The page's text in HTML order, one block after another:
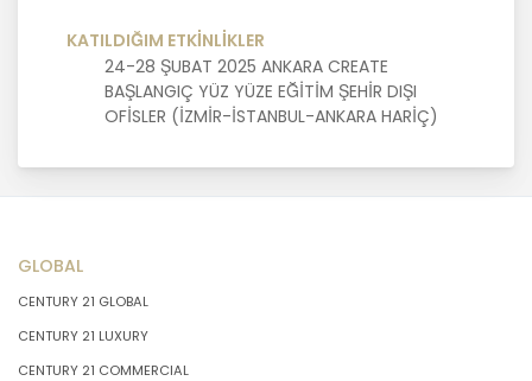
MASTERTURK FRANCHİSİNG
GAYRİMENKUL SATIŞ VE PAZARLAMA
A.Ş. kişisel veri sahiplerinin temel
haklarını ve kendi meşru
kişisel verilerin doğru ve güncel
olmasını sağlamakla ve bu
yükümlüdür.
3. Belirli, Açık ve Meşru Amaçlarla
İşleme
KATILDIĞIM ETKİNLİKLER
24-28 ŞUBAT 2025 ANKARA CREATE
BAŞLANGIÇ YÜZ YÜZE EĞİTİM ŞEHİR DIŞI
OFİSLER (İZMİR-İSTANBUL-ANKARA HARİÇ)
GLOBAL
CENTURY 21 GLOBAL
CENTURY 21 LUXURY
CENTURY 21 COMMERCIAL